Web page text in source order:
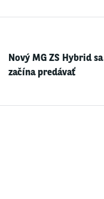
Nový MG ZS Hybrid sa
začína predávať